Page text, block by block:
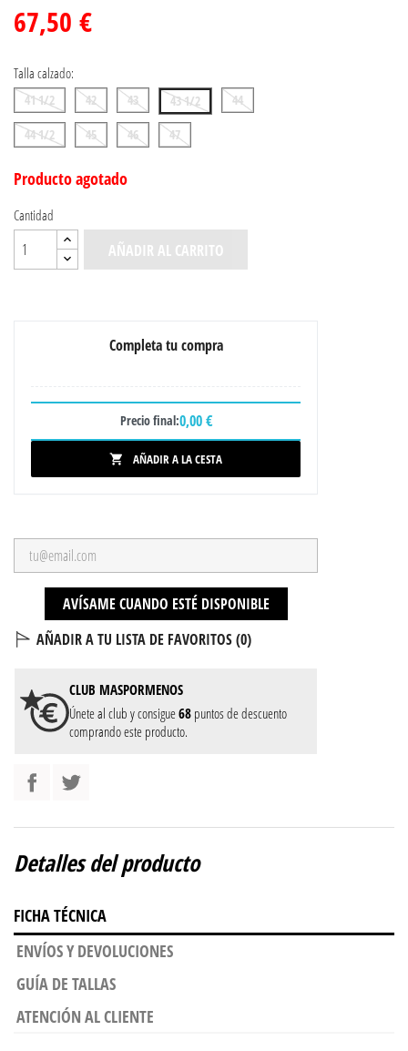
67,50 €
Talla calzado:
41 1/2 42 43 43 1/2
44
44 1/2
45 46 47
Producto agotado
Cantidad
AÑADIR AL CARRITO
Completa tu compra
Precio final:0,00 €
 AÑADIR A LA CESTA
AVÍSAME CUANDO ESTÉ DISPONIBLE
AÑADIR A TU LISTA DE FAVORITOS (0)
CLUB MASPORMENOS
Únete al club y consigue68 puntos de descuento
comprando este producto.
Detalles del producto
FICHA TÉCNICA
ENVÍOS Y DEVOLUCIONES
GUÍA DE TALLAS
ATENCIÓN AL CLIENTE